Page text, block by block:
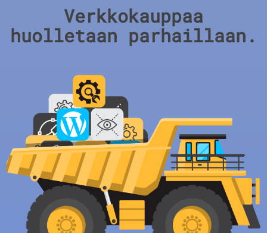
Verkkokauppaa
huolletaan parhaillaan.